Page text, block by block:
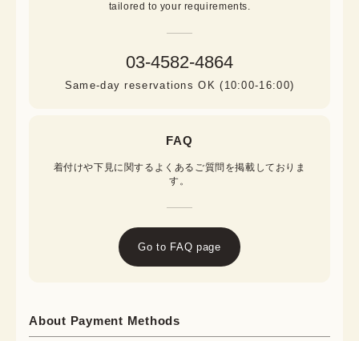
tailored to your requirements.
03-4582-4864
Same-day reservations OK (10:00-16:00)
FAQ
着付けや下見に関するよくあるご質問を掲載しておりま
す。
Go to FAQ page
About Payment Methods